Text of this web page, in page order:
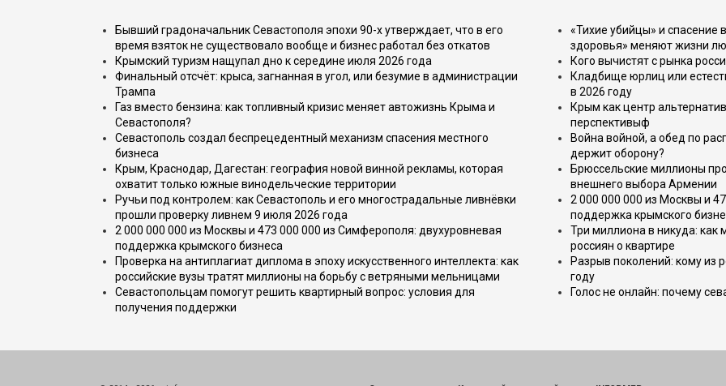
Бывший градоначальник Севастополя эпохи 90-х утверждает, что в его
время взяток не существовало вообще и бизнес работал без откатов
Крымский туризм нащупал дно к середине июля 2026 года
Финальный отсчёт: крыса, загнанная в угол, или безумие в администрации
Трампа
Газ вместо бензина: как топливный кризис меняет автожизнь Крыма и
Севастополя?
Севастополь создал беспрецедентный механизм спасения местного
бизнеса
Крым, Краснодар, Дагестан: география новой винной рекламы, которая
охватит только южные винодельческие территории
Ручьи под контролем: как Севастополь и его многострадальные ливнёвки
прошли проверку ливнем 9 июля 2026 года
2 000 000 000 из Москвы и 473 000 000 из Симферополя: двухуровневая
поддержка крымского бизнеса
Проверка на антиплагиат диплома в эпоху искусственного интеллекта: как
российские вузы тратят миллионы на борьбу с ветряными мельницами
Севастопольцам помогут решить квартирный вопрос: условия для
получения поддержки
«Тихие убийцы» и спасение
здоровья» меняют жизни
Кого вычистят с рынка
Кладбище юрлиц или
в 2026 году
Крым как центр
перспективыф
Война войной, а обед по
держит оборону?
Брюссельские миллионы
внешнего выбора Армении
2 000 000 000 из Москвы и
поддержка крымского
Три миллиона в никуда:
россиян о квартире
Разрыв поколений: кому из
году
Голос не онлайн: почему